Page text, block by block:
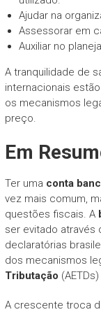
Ajudar na
Assessorar em
Auxiliar no
A tranquilidade de
internacionais
os mecanismos
preço.
Em
Ter uma conta
vez mais comum,
questões fiscais. A
ser evitado através
declaratórias
dos mecanismos
Tributação
A crescente troca